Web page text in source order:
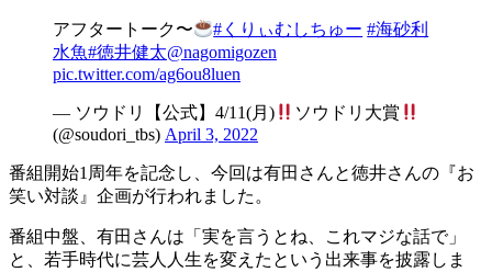
アフタートーク〜 #くりぃむしちゅー #海砂利
水魚#徳井健太@nagomigozen
pic.twitter.com/ag6ou8luen
— ソウドリ【公式】4/11(月)
ソウドリ大賞
(@soudori_tbs) April 3, 2022
番組開始1周年を記念し、今回は有田さんと徳井さんの『お
笑い対談』企画が行われました。
番組中盤、有田さんは「実を言うとね、これマジな話で」
と、若手時代に芸人人生を変えたという出来事を披露しま